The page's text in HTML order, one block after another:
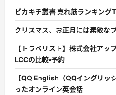
ピカキチ叢書 売れ筋ランキング
クリスマス、お正月には素敵な
【トラベリスト】株式会社アッ
LCCの比較・予約
【QQ English（QQイングリッ
ったオンライン英会話